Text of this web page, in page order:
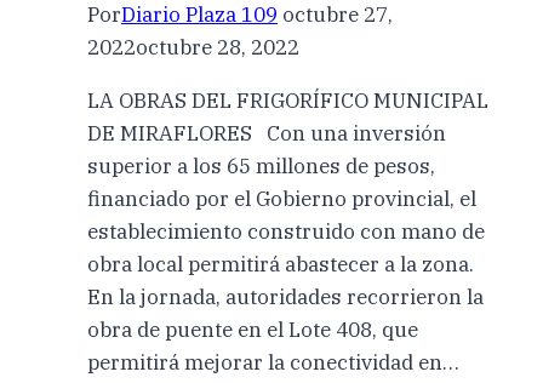
PorDiario Plaza 109 octubre 27,
2022octubre 28, 2022
LA OBRAS DEL FRIGORÍFICO MUNICIPAL
DE MIRAFLORES Con una inversión
superior a los 65 millones de pesos,
financiado por el Gobierno provincial, el
establecimiento construido con mano de
obra local permitirá abastecer a la zona.
En la jornada, autoridades recorrieron la
obra de puente en el Lote 408, que
permitirá mejorar la conectividad en…